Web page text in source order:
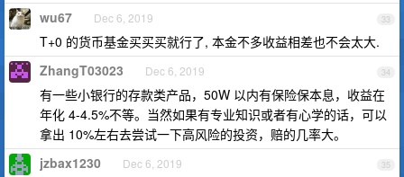
33
wu67 Dec 6, 2019
T+0 的货币基金买买买就行了, 本金不多收益相差也不会太大.
34
ZhangT03023 Dec 6, 2019
有一些小银行的存款类产品，50W 以内有保险保本息，收益在
年化 4-4.5%不等。当然如果有专业知识或者有心学的话，可以
拿出 10%左右去尝试一下高风险的投资，赔的几率大。
35
jzbax1230 Dec 6, 2019